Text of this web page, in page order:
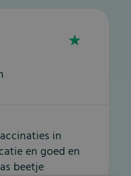
in
en goed en
beetje